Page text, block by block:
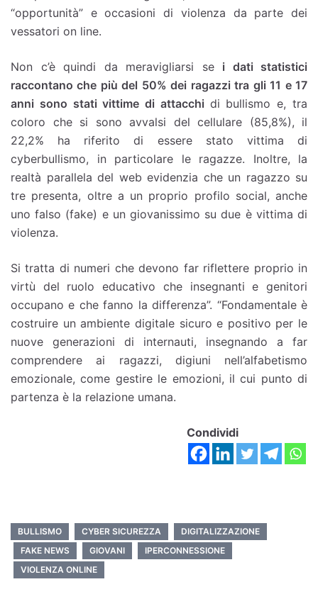
“opportunità” e occasioni di violenza da parte dei
vessatori on line.
Non c’è quindi da meravigliarsi se i dati statistici
raccontano che più del 50% dei ragazzi tra gli 11 e 17
anni sono stati vittime di attacchi di bullismo e, tra
coloro che si sono avvalsi del cellulare (85,8%), il
22,2% ha riferito di essere stato vittima di
cyberbullismo, in particolare le ragazze. Inoltre, la
realtà parallela del web evidenzia che un ragazzo su
tre presenta, oltre a un proprio profilo social, anche
uno falso (fake) e un giovanissimo su due è vittima di
violenza.
Si tratta di numeri che devono far riflettere proprio in
virtù del ruolo educativo che insegnanti e genitori
occupano e che fanno la differenza”. “Fondamentale è
costruire un ambiente digitale sicuro e positivo per le
nuove generazioni di internauti, insegnando a far
comprendere ai ragazzi, digiuni nell’alfabetismo
emozionale, come gestire le emozioni, il cui punto di
partenza è la relazione umana.
Condividi
BULLISMO CYBER SICUREZZA
DIGITALIZZAZIONE
FAKE NEWS
GIOVANI
IPERCONNESSIONE
VIOLENZA ONLINE